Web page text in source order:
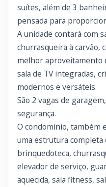
suítes, além de 3
pensada para
A unidade contará com
churrasqueira à carvão,
melhor aproveitamento
sala de TV integradas,
modernos e versáteis.
São 2 vagas de
segurança.
O condomínio, também
uma estrutura completa
brinquedoteca,
elevador de serviço,
aquecida, sala fitness,